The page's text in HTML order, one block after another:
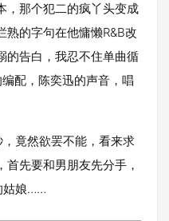
，那个犯二的疯丫头变成
的字句在他慵懒R&B改
的告白，我忍不住单曲循
配，陈奕迅的声音，唱
竟然欲罢不能，看来求
先要和男朋友先分手，
姑娘……